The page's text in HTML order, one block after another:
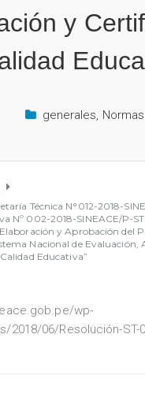
y
generales, Normas
Técnica N°012-2018-
Nº 002-2018-SINEACE/P-
y Aprobación del
Nacional de Evaluación,
Educativa”
wp-
2018/06/Resolución-ST-